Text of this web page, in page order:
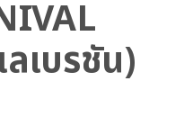
เบรชัน)